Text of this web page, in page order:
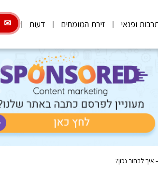
ופנאי זירת המומחים דעות
לבחור נכון?